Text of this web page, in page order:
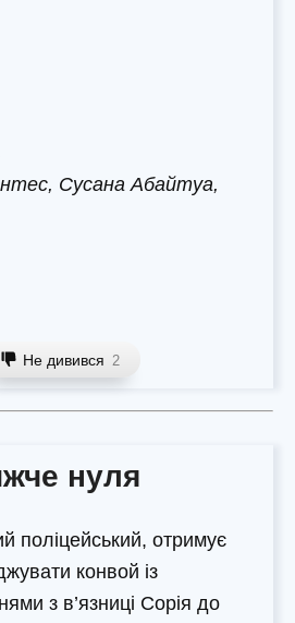
Сусана Абайтуа,
Не дивився 2
нуля
поліцейський, отримує
конвой із
з в’язниці Сорія до